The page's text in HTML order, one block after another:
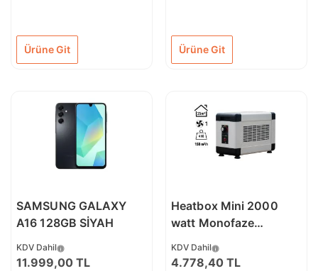
Ürüne Git Ürüne Git
SAMSUNG GALAXY
A16 128GB SİYAH
KDV Dahil
11.999,00 TL
Heatbox Mini 2000
watt Monofaze
Krem
KDV Dahil
4.778,40 TL